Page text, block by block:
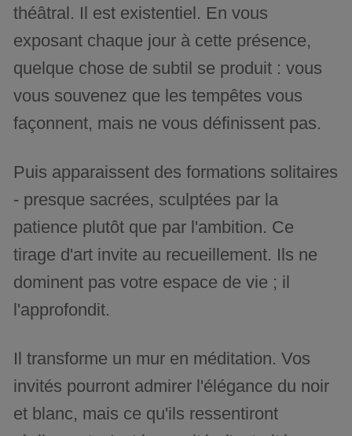
théâtral. Il est existentiel. En vous
exposant chaque jour à cette présence,
quelque chose de subtil se produit : vous
vous souvenez que les tempêtes vous
façonnent, mais ne vous définissent pas.
Puis apparaissent des formations solitaires
- presque sacrées, sculptées par la
patience plutôt que par l'ambition. Ce
tirage d'art invite au recueillement. Ils ne
dominent pas votre espace de vie ; il
l'approfondit.
Il transforme un mur en méditation. Vos
invités pourront admirer l'élégance du noir
et blanc, mais ce qu'ils ressentiront